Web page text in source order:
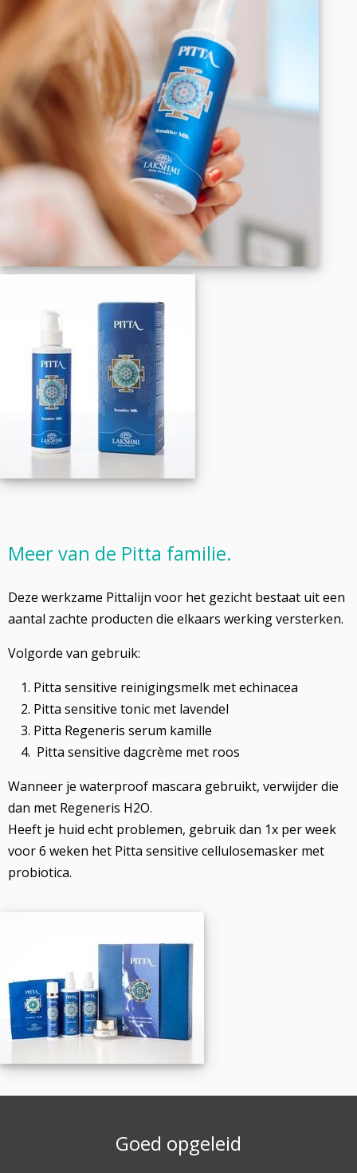
Meer van de Pitta familie.
Deze werkzame Pittalijn voor het gezicht bestaat uit een
aantal zachte producten die elkaars werking versterken.
Volgorde van gebruik:
Pitta sensitive reinigingsmelk met echinacea
Pitta sensitive tonic met lavendel
Pitta Regeneris serum kamille
Pitta sensitive dagcrème met roos
Wanneer je waterproof mascara gebruikt, verwijder die
dan met Regeneris H2O.
Heeft je huid echt problemen, gebruik dan 1x per week
voor 6 weken het Pitta sensitive cellulosemasker met
probiotica.
Goed opgeleid